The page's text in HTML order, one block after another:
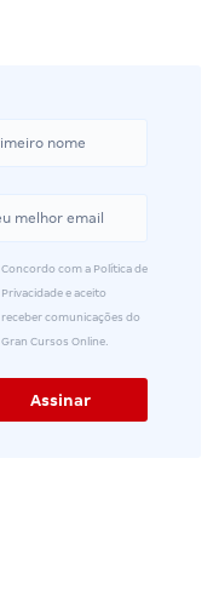
Concordo com a Política de
Privacidade e aceito
receber comunicações do
Gran Cursos Online.